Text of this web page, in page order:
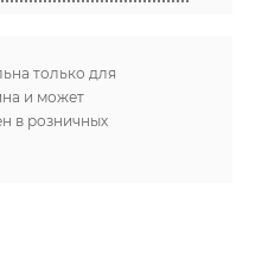
только для
и может
в розничных